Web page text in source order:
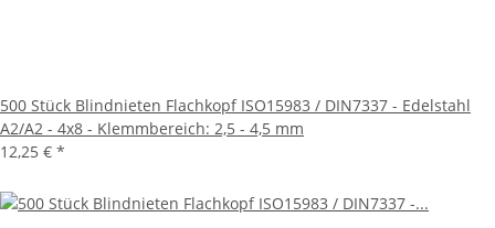
500 Stück Blindnieten Flachkopf ISO15983 / DIN7337 - Edelstahl
A2/A2 - 4x8 - Klemmbereich: 2,5 - 4,5 mm
12,25 € *